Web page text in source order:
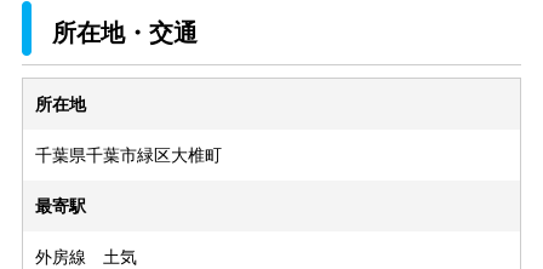
所在地・交通
所在地
千葉県千葉市緑区大椎町
最寄駅
外房線 土気